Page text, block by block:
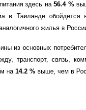
здесь на 56.4%
в Таиланде обойдется
жилья в
из основных
транспорт, связь,
на 14.2 % выше, чем в